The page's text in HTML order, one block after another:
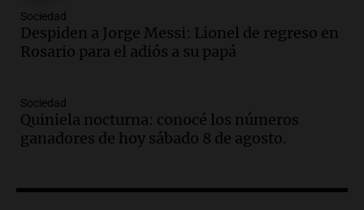
Audio.El abuelo de Agostina Vega, tras
las nuevas detenciones: "En esa casa
Episodios
Audio.Una nutricionista derribó el mito
del desayuno ideal: qué alimentos
Sociedad
Despiden a Jorge Messi: Lionel de regreso en
Rosario para el adiós a su papá
Sociedad
Quiniela nocturna: conocé los números
ganadores de hoy sábado 8 de agosto.